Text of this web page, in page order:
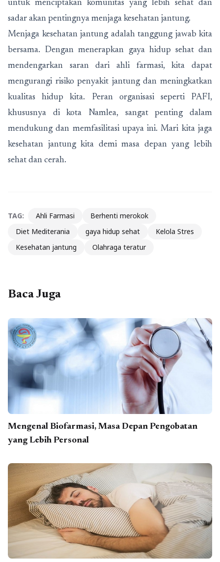
untuk menciptakan komunitas yang lebih sehat dan
sadar akan pentingnya menjaga kesehatan jantung.
Menjaga kesehatan jantung adalah tanggung jawab kita
bersama. Dengan menerapkan gaya hidup sehat dan
mendengarkan saran dari ahli farmasi, kita dapat
mengurangi risiko penyakit jantung dan meningkatkan
kualitas hidup kita. Peran organisasi seperti PAFI,
khususnya di kota Namlea, sangat penting dalam
mendukung dan memfasilitasi upaya ini. Mari kita jaga
kesehatan jantung kita demi masa depan yang lebih
sehat dan cerah.
TAG: Ahli Farmasi
Berhenti merokok
Diet Mediterania
gaya hidup sehat
Kelola Stres
Kesehatan jantung
Olahraga teratur
Baca Juga
Mengenal Biofarmasi, Masa Depan Pengobatan
yang Lebih Personal